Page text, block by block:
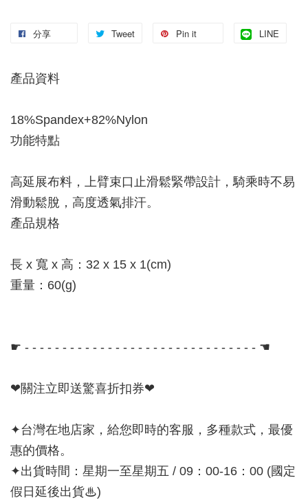
分享 Tweet Pin it LINE
產品資料
18%Spandex+82%Nylon
功能特點
高延展布料，上臂束口止滑鬆緊帶設計，騎乘時不易
滑動鬆脫，高度透氣排汗。
產品規格
長 x 寬 x 高：32 x 15 x 1(cm)
重量：60(g)
☛ - - - - - - - - - - - - - - - - - - - - - - - - - - - - - - - ☚
❤關注立即送驚喜折扣券❤
✦台灣在地店家，給您即時的客服，多種款式，最優
惠的價格。
✦出貨時間：星期一至星期五 / 09：00-16：00 (國定
假日延後出貨♨)